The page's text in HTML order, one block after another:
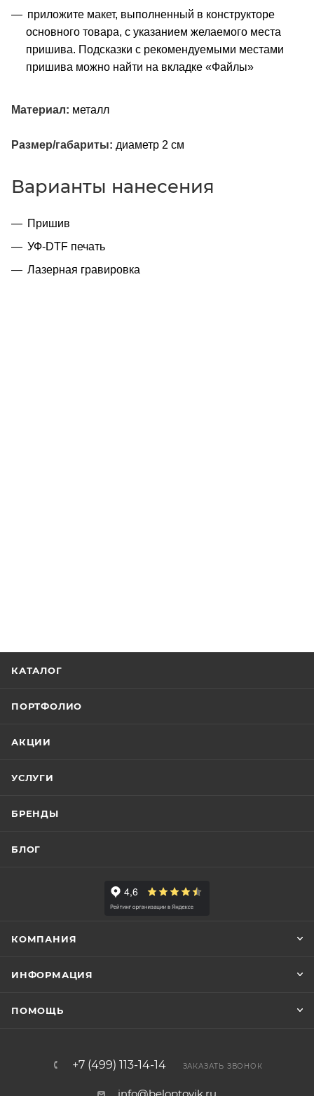
приложите макет, выполненный в конструкторе
основного товара, с указанием желаемого места
пришива. Подсказки с рекомендуемыми местами
пришива можно найти на вкладке «Файлы»
Материал: металл
Размер/габариты: диаметр 2 см
Варианты нанесения
Пришив
УФ-DTF печать
Лазерная гравировка
КАТАЛОГ
ПОРТФОЛИО
АКЦИИ
УСЛУГИ
БРЕНДЫ
БЛОГ
КОМПАНИЯ
ИНФОРМАЦИЯ
ПОМОЩЬ
+7 (499) 113-14-14 ЗАКАЗАТЬ ЗВОНОК